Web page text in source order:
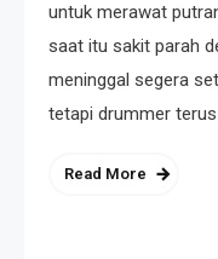
untuk merawat
saat itu sakit parah
meninggal segera
tetapi drummer
Read More